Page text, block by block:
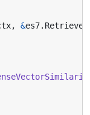
, &es7.